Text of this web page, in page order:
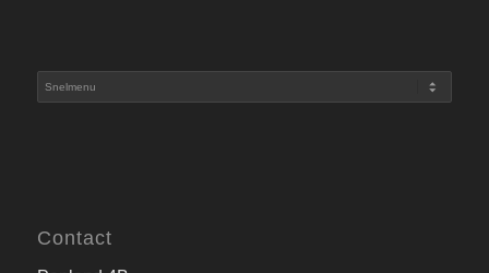
Contact